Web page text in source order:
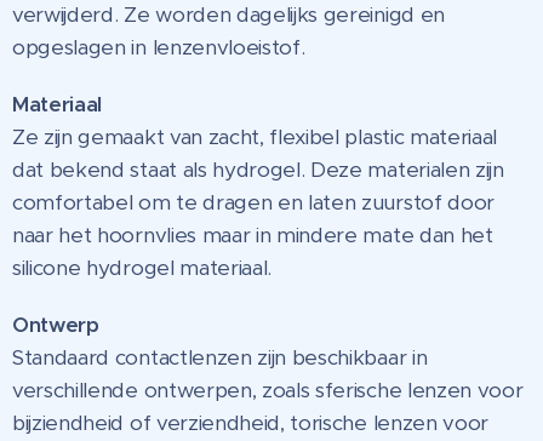
verwijderd. Ze worden dagelijks gereinigd en
opgeslagen in lenzenvloeistof.
Materiaal
Ze zijn gemaakt van zacht, flexibel plastic materiaal
dat bekend staat als hydrogel. Deze materialen zijn
comfortabel om te dragen en laten zuurstof door
naar het hoornvlies maar in mindere mate dan het
silicone hydrogel materiaal.
Ontwerp
Standaard contactlenzen zijn beschikbaar in
verschillende ontwerpen, zoals sferische lenzen voor
bijziendheid of verziendheid, torische lenzen voor